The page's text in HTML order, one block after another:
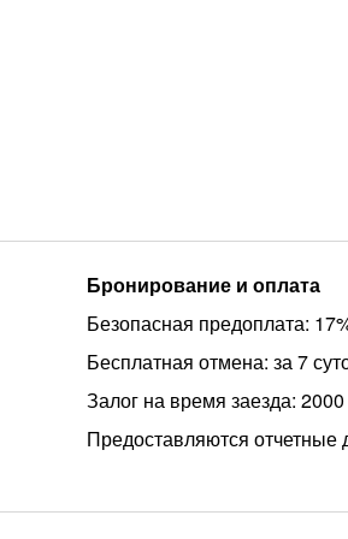
Бронирование и оплата
Безопасная предоплата:
Бесплатная отмена: за 7
Залог на время заезда:
Предоставляются отчетные